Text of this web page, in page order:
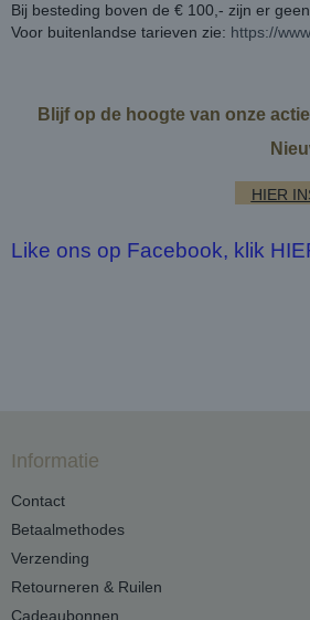
Bij besteding boven de € 100,- zijn er
Voor buitenlandse tarieven zie: https://
Blijf op de hoogte van onze
HIER
Like ons op Facebook, klik
Informatie
Contact
Betaalmethodes
Verzending
Retourneren & Ruilen
Cadeaubonnen